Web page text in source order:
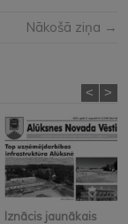
Nākošā ziņa →
Iznācis jaunākais
< >